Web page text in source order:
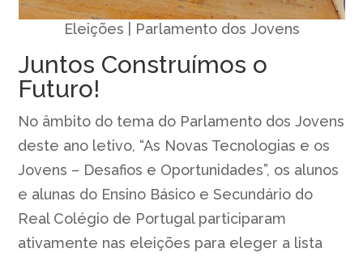
Eleições | Parlamento dos Jovens
Juntos Construímos o
Futuro!
No âmbito do tema do Parlamento dos Jovens
deste ano letivo, “As Novas Tecnologias e os
Jovens – Desafios e Oportunidades”, os alunos
e alunas do Ensino Básico e Secundário do
Real Colégio de Portugal participaram
ativamente nas eleições para eleger a lista